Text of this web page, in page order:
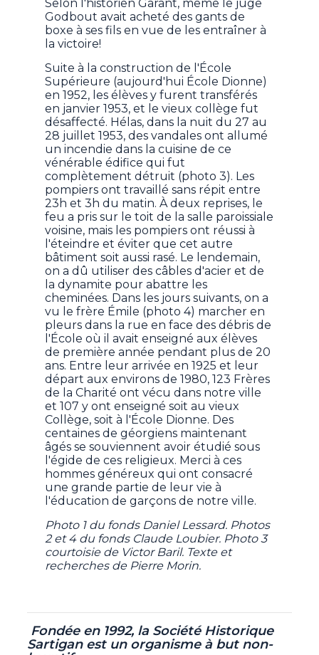
Selon l'historien Garant, même le juge
Godbout avait acheté des gants de
boxe à ses fils en vue de les entraîner à
la victoire!
Suite à la construction de l'École
Supérieure (aujourd'hui École Dionne)
en 1952, les élèves y furent transférés
en janvier 1953, et le vieux collège fut
désaffecté. Hélas, dans la nuit du 27 au
28 juillet 1953, des vandales ont allumé
un incendie dans la cuisine de ce
vénérable édifice qui fut
complètement détruit (photo 3). Les
pompiers ont travaillé sans répit entre
23h et 3h du matin. À deux reprises, le
feu a pris sur le toit de la salle paroissiale
voisine, mais les pompiers ont réussi à
l'éteindre et éviter que cet autre
bâtiment soit aussi rasé. Le lendemain,
on a dû utiliser des câbles d'acier et de
la dynamite pour abattre les
cheminées. Dans les jours suivants, on a
vu le frère Émile (photo 4) marcher en
pleurs dans la rue en face des débris de
l'École où il avait enseigné aux élèves
de première année pendant plus de 20
ans. Entre leur arrivée en 1925 et leur
départ aux environs de 1980, 123 Frères
de la Charité ont vécu dans notre ville
et 107 y ont enseigné soit au vieux
Collège, soit à l'École Dionne. Des
centaines de géorgiens maintenant
âgés se souviennent avoir étudié sous
l'égide de ces religieux. Merci à ces
hommes généreux qui ont consacré
une grande partie de leur vie à
l'éducation de garçons de notre ville.
Photo 1 du fonds Daniel Lessard. Photos
2 et 4 du fonds Claude Loubier. Photo 3
courtoisie de Victor Baril. Texte et
recherches de Pierre Morin.
Fondée en 1992, la Société Historique
Sartigan est un organisme à but non-